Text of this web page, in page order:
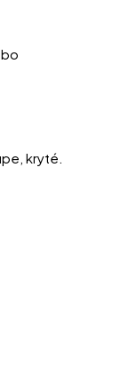
kryté.